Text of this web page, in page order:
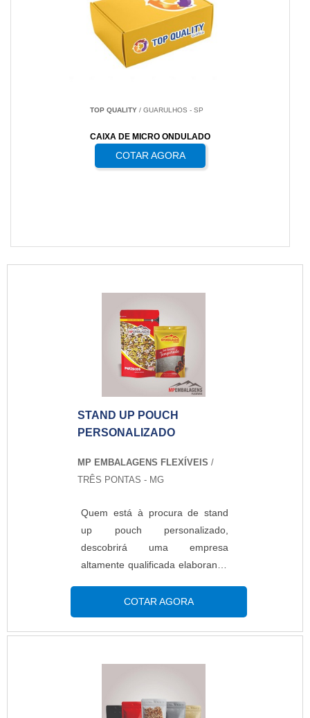
TOP QUALITY/ GUARULHOS - SP
CAIXA DE MICRO ONDULADO
COTAR AGORA
STAND UP POUCH
PERSONALIZADO
MP EMBALAGENS FLEXÍVEIS /
TRÊS PONTAS - MG
Quem está à procura de stand
up pouch personalizado,
descobrirá uma empresa
altamente qualificada elaborando
melhor companhia do segmento
e encontrando sofisticação e
preço justo em um só
cliente poderá contar com
COTAR AGORA